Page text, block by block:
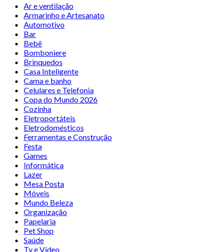
Ar e ventilação
Armarinho e Artesanato
Automotivo
Bar
Bebê
Bomboniere
Brinquedos
Casa Inteligente
Cama e banho
Celulares e Telefonia
Copa do Mundo 2026
Cozinha
Eletroportáteis
Eletrodomésticos
Ferramentas e Construção
Festa
Games
Informática
Lazer
Mesa Posta
Móveis
Mundo Beleza
Organização
Papelaria
Pet Shop
Saúde
Tv e Vídeo